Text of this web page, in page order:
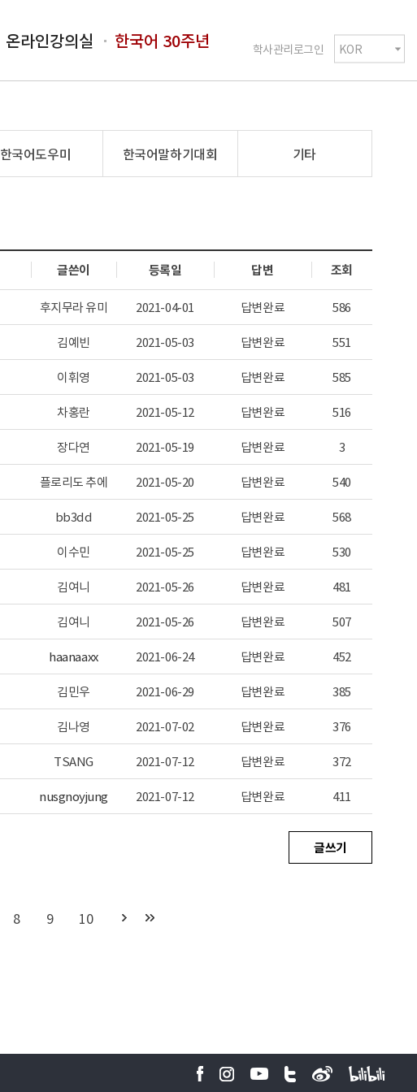
학사관리로그인
온라인강의실 한국어 30주년
한국어도우미 한국어말하기대회 기타
글쓴이 등록일 답변 조회
후지무라 유미 2021-04-01 답변완료
586
김예빈 2021-05-03 답변완료
551
이휘영 2021-05-03 답변완료
585
차홍란 2021-05-12 답변완료
516
장다연 2021-05-19 답변완료
3
플로리도 추에 2021-05-20 답변완료
540
bb3dd 2021-05-25 답변완료
568
이수민 2021-05-25 답변완료
530
김여니 2021-05-26 답변완료
481
김여니 2021-05-26 답변완료
507
haanaaxx 2021-06-24 답변완료
452
김민우 2021-06-29 답변완료
385
김나영 2021-07-02 답변완료
376
TSANG 2021-07-12 답변완료
372
nusgnoyjung 2021-07-12 답변완료 411
글쓰기
8 9 10